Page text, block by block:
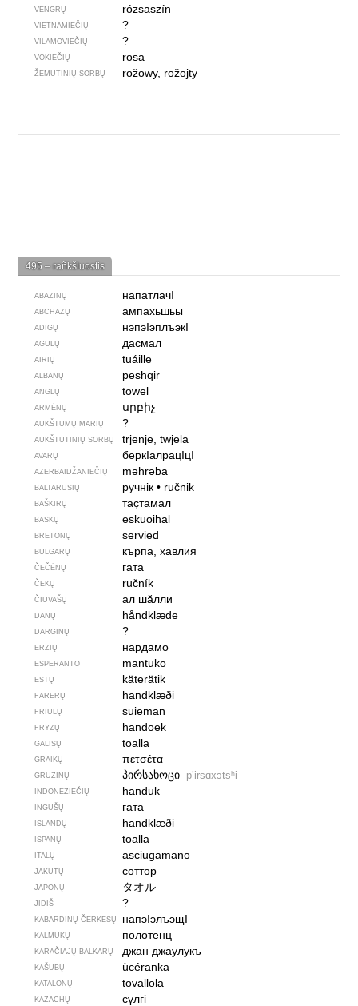
VENGRŲ rózsaszín
VIETNAMIEČIŲ ?
VILAMOVIEČIŲ ?
VOKIEČIŲ rosa
ŽEMUTINIŲ SORBŲ rožowy, rožojty
495 – rañkšluostis
ABAZINŲ напатлачI
ABCHAZŲ ампахьшьы
ADIGŲ нэпэIэплъэкI
AGULŲ дасмал
AIRIŲ tuáille
ALBANŲ peshqir
ANGLŲ towel
ARMĖNŲ սրբիչ
AUKŠTUMŲ MARIŲ ?
AUKŠTUTINIŲ SORBŲ trjenje, twjela
AVARŲ беркIалрацIцI
AZERBAIDŽANIEČIŲ məhrəba
BALTARUSIŲ ручнік• ručnik
BAŠKIRŲ таҫтамал
BASKŲ eskuoihal
BRETONŲ servied
BULGARŲ кърпа, хавлия
ČEČĖNŲ гата
ČEKŲ ručník
ČIUVAŠŲ ал шӑлли
DANŲ håndklæde
DARGINŲ ?
ERZIŲ нардамо
ESPERANTO mantuko
ESTŲ käterätik
FARERŲ handklæði
FRIULŲ suieman
FRYZŲ handoek
GALISŲ toalla
GRAIKŲ πετσέτα
GRUZINŲ პირსახოცი pʼirsɑxɔtsʰi
INDONEZIEČIŲ handuk
INGUŠŲ гата
ISLANDŲ handklæði
ISPANŲ toalla
ITALŲ asciugamano
JAKUTŲ соттор
JAPONŲ タオル
JIDIŠ ?
KABARDINŲ-ČERKESŲ напэІэлъэщІ
KALMUKŲ полотенц
KARAČIAJŲ-BALKARŲ джан джаулукъ
KAŠUBŲ ùcéranka
KATALONŲ tovallola
KAZACHŲ сүлгі